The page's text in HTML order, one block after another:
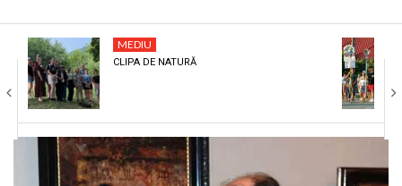
CULTURA
ECONOMIE
SANATATE
SPORT
MEDIU
CLIPA DE NATURĂ